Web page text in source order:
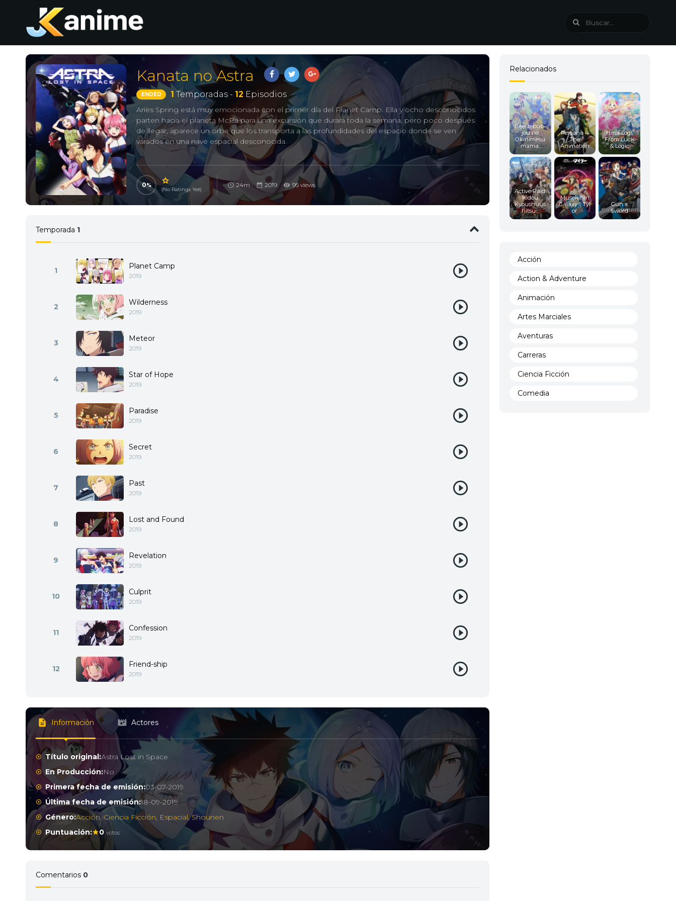
Kanata no Astra
ENDED 1 Temporadas - 12 Episodios
Aries Spring está muy emocionada con el primer día del Planet Camp. Ella y ocho desconocidos
parten hacia el planeta McPa para una excursión que durará toda la semana, pero poco después
de llegar, aparece un orbe que los transporta a las profundidades del espacio donde se ven
varados en una nave espacial desconocida.
0
(No Ratings Yet)
24m 2019 95 views
Temporada 1
1 Planet Camp
2019
2 Wilderness
2019
3 Meteor
2019
4 Star of Hope
2019
5 Paradise
2019
6 Secret
2019
7 Past
2019
8 Lost and Found
2019
9 Revelation
2019
10 Culprit
2019
11 Confession
2019
12 Friend-ship
2019
Información Actores
Título original:Astra Lost in Space
En Producción:No
Primera fecha de emisión:03-07-2019
Última fecha de emisión:18-09-2019
Género:Acción,Ciencia Ficción, Espacial,Shounen
Puntuación:
0 votos
Comentarios 0
Relacionados
Beelzebub-
jou no
Okinimesu
mama.
Persona 4
The
Animation
Hina Logi:
From Luck
& Logic
Active Raid:
Kidou
Kyoushuus
hitsu...
Musekinin
Galaxy☆Tyl
or
Gun x
Sword
Acción
Action & Adventure
Animación
Artes Marciales
Aventuras
Carreras
Ciencia Ficción
Comedia